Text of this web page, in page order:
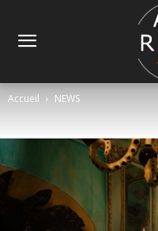
Accueil NEWS